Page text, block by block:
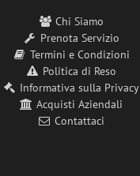
Chi Siamo
Prenota Servizio
Termini e Condizioni
Politica di Reso
Informativa sulla Privacy
Acquisti Aziendali
Contattaci